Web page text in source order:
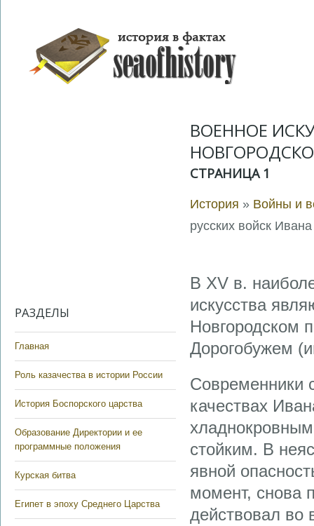
РАЗДЕЛЫ
Главная
Роль казачества в истории России
История Боспорского царства
Образование Директории и ее
программные положения
Курская битва
Египет в эпоху Среднего Царства
ВОЕННОЕ
СТРАНИЦА 1
История » Войны и
русских войск
В XV в.
искусства
Новгородском
Дорогобужем
Современники
качествах
стойким. В
явной
момент, снова
действовал во